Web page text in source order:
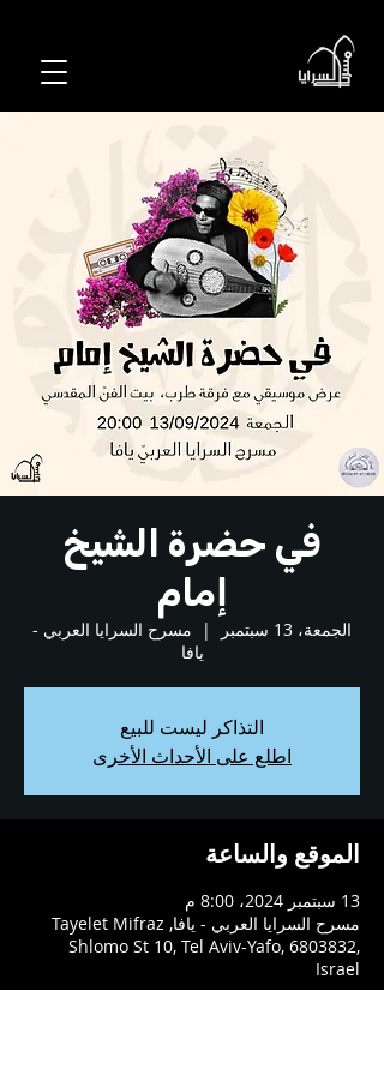
في حضرة الشيخ
إمام
الجمعة، 13 سبتمبر
  |
مسرح السرايا العربي -
يافا
التذاكر ليست للبيع
اطلع على الأحداث الأخرى
الموقع والساعة
13 سبتمبر 2024، 8:00 م
مسرح السرايا العربي - يافا, Tayelet Mifraz
Shlomo St 10, Tel Aviv-Yafo, 6803832,
Israel